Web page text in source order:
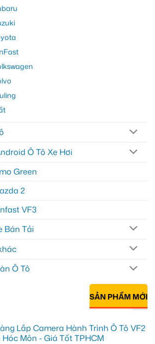
Ô Tô Xe Hơi
Green
2
VF3
Bán Tải
Ô Tô
SẢN PHẨM MỚI
Lắp Camera Hành Trình Ô Tô VF2
Hóc Môn - Giá Tốt TPHCM